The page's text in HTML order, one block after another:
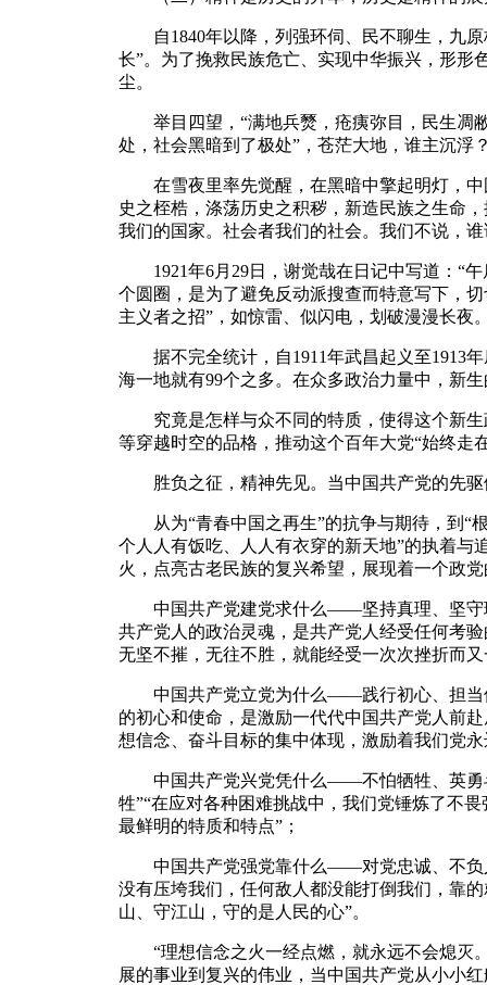
自1840年以降，列强环伺、民不聊生，九原
长”。为了挽救民族危亡、实现中华振兴，形形
尘。
举目四望，“满地兵燹，疮痍弥目，民生凋
处，社会黑暗到了极处”，苍茫大地，谁主沉浮
在雪夜里率先觉醒，在黑暗中擎起明灯，中
史之桎梏，涤荡历史之积秽，新造民族之生命
我们的国家。社会者我们的社会。我们不说，
1921年6月29日，谢觉哉在日记中写道：“午
个圆圈，是为了避免反动派搜查而特意写下，
主义者之招”，如惊雷、似闪电，划破漫漫长夜
据不完全统计，自1911年武昌起义至1913年
海一地就有99个之多。在众多政治力量中，新
究竟是怎样与众不同的特质，使得这个新生
等穿越时空的品格，推动这个百年大党“始终走
胜负之征，精神先见。当中国共产党的先驱
从为“青春中国之再生”的抗争与期待，到“
个人人有饭吃、人人有衣穿的新天地”的执着
火，点亮古老民族的复兴希望，展现着一个政
中国共产党建党求什么——坚持真理、坚守
共产党人的政治灵魂，是共产党人经受任何考
无坚不摧，无往不胜，就能经受一次次挫折而
中国共产党立党为什么——践行初心、担当
的初心和使命，是激励一代代中国共产党人前
想信念、奋斗目标的集中体现，激励着我们党
中国共产党兴党凭什么——不怕牺牲、英勇
牲”“在应对各种困难挑战中，我们党锤炼了不
最鲜明的特质和特点”；
中国共产党强党靠什么——对党忠诚、不负
没有压垮我们，任何敌人都没能打倒我们，靠
山、守江山，守的是人民的心”。
“理想信念之火一经点燃，就永远不会熄灭
展的事业到复兴的伟业，当中国共产党从小小